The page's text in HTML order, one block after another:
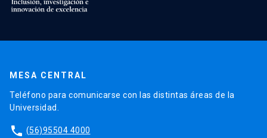
MESA CENTRAL
Teléfono para comunicarse con las distintas áreas de la
Universidad.
phone (56)95504 4000